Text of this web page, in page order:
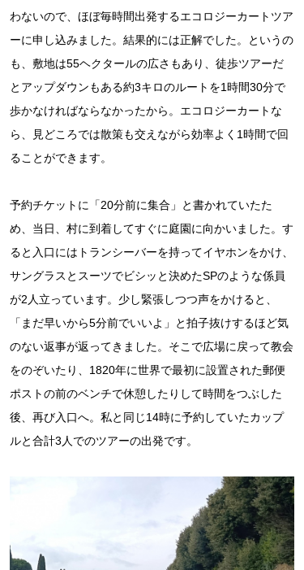
わないので、ほぼ毎時間出発するエコロジーカートツア
ーに申し込みました。結果的には正解でした。というの
も、敷地は55ヘクタールの広さもあり、徒歩ツアーだ
とアップダウンもある約3キロのルートを1時間30分で
歩かなければならなかったから。エコロジーカートな
ら、見どころでは散策も交えながら効率よく1時間で回
ることができます。
予約チケットに「20分前に集合」と書かれていたた
め、当日、村に到着してすぐに庭園に向かいました。す
ると入口にはトランシーバーを持ってイヤホンをかけ、
サングラスとスーツでビシッと決めたSPのような係員
が2人立っています。少し緊張しつつ声をかけると、
「まだ早いから5分前でいいよ」と拍子抜けするほど気
のない返事が返ってきました。そこで広場に戻って教会
をのぞいたり、1820年に世界で最初に設置された郵便
ポストの前のベンチで休憩したりして時間をつぶした
後、再び入口へ。私と同じ14時に予約していたカップ
ルと合計3人でのツアーの出発です。